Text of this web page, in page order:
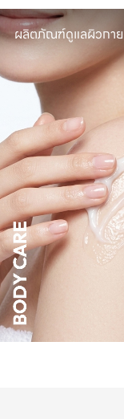
ผลิตภัณฑ์ดูแลผิวกาย